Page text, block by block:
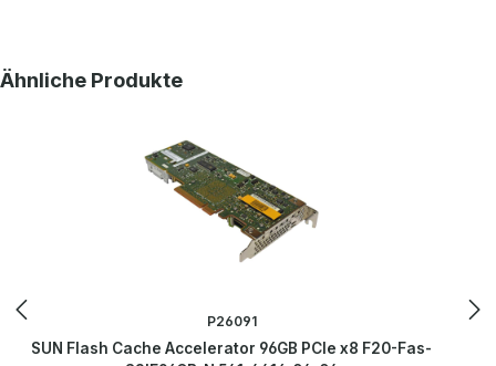
Produktgalerie überspringen
Ähnliche Produkte
P26091
SUN Flash Cache Accelerator 96GB PCIe x8 F20-Fas-